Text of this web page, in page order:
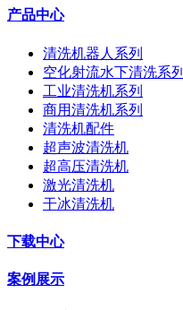
产品中心
清洗机器人系列
空化射流水下清洗系列
工业清洗机系列
商用清洗机系列
清洗机配件
超声波清洗机
超高压清洗机
激光清洗机
干冰清洗机
下载中心
案例展示